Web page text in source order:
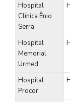
Hospital
Clínica Ênio
Serra
Hospital
Memorial
Urmed
Hospital
Procor